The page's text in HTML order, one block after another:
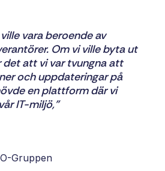
vara beroende av
Om vi ville byta ut
att vi var tvungna att
och uppdateringar på
en plattform där vi
IT-miljö,”
Gruppen